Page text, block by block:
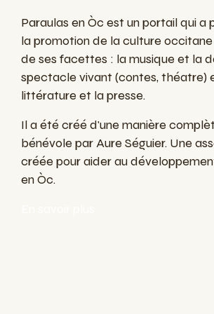
Paraulas en Òc est un portail qui a
la promotion de la culture
de ses facettes : la musique et la
spectacle vivant (contes, théatre)
littérature et la presse.
Il a été créé d'une manière
bénévole par Aure Séguier. Une
créée pour aider au
en Òc.